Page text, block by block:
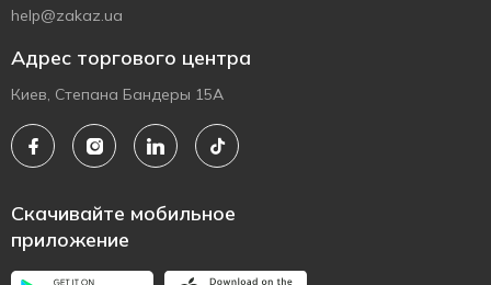
help@zakaz.ua
Адрес торгового центра
Киев, Степана Бандеры 15А
Скачивайте мобильное
приложение